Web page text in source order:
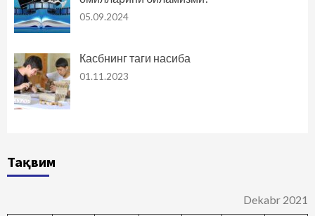
05.09.2024
Касбнинг таги насиба
01.11.2023
Тақвим
Dekabr 2021